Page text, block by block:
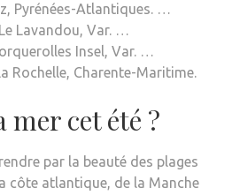
Pyrénées-Atlantiques. …
Lavandou, Var. …
Insel, Var. …
Rochelle, Charente-Maritime.
cet été ?
par la beauté des plages
côte atlantique, de la Manche